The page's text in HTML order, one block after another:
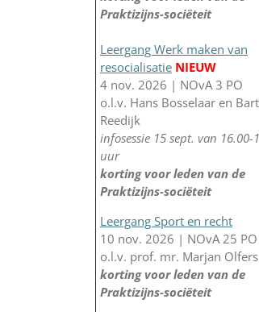
Praktizijns-sociëteit
Leergang Werk maken van
resocialisatie NIEUW
4 nov. 2026 | NOvA 3 PO
o.l.v. Hans Bosselaar en Bart
Reedijk
infosessie 15 sept. van 16.00-
uur
korting voor leden van de
Praktizijns-sociëteit
Leergang Sport en recht
10 nov. 2026 | NOvA 25 PO
o.l.v. prof. mr. Marjan Olfers
korting voor leden van de
Praktizijns-sociëteit